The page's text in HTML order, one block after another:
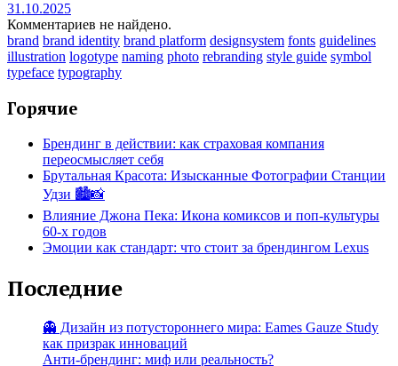
31.10.2025
Комментариев не найдено.
brand brand identity brand platform designsystem fonts guidelines
illustration logotype naming photo rebranding style guide symbol
typeface typography
Горячие
Брендинг в действии: как страховая компания
переосмысляет себя
Брутальная Красота: Изысканные Фотографии Станции
Удзи 🏙️📸
Влияние Джона Пека: Икона комиксов и поп-культуры
60-х годов
Эмоции как стандарт: что стоит за брендингом Lexus
Последние
👻 Дизайн из потустороннего мира: Eames Gauze Study
как призрак инноваций
Анти-брендинг: миф или реальность?